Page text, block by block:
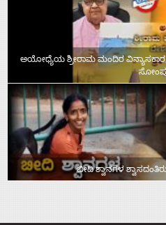
ಅಯೋಧ್ಯೆಯ ಶ್ರೀರಾಮ ಮಂದಿರ ವಿನ್ಯಾಸಕಾರ,
ಬೀದಿ ಶ್ವಾನಗಳ